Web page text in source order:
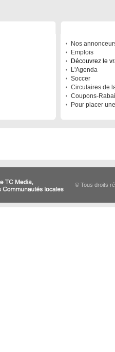
Nos
Emplois
Découvrez le
L'Agenda
Soccer
Circulaires de
Coupons-
Pour placer
© Tous droits